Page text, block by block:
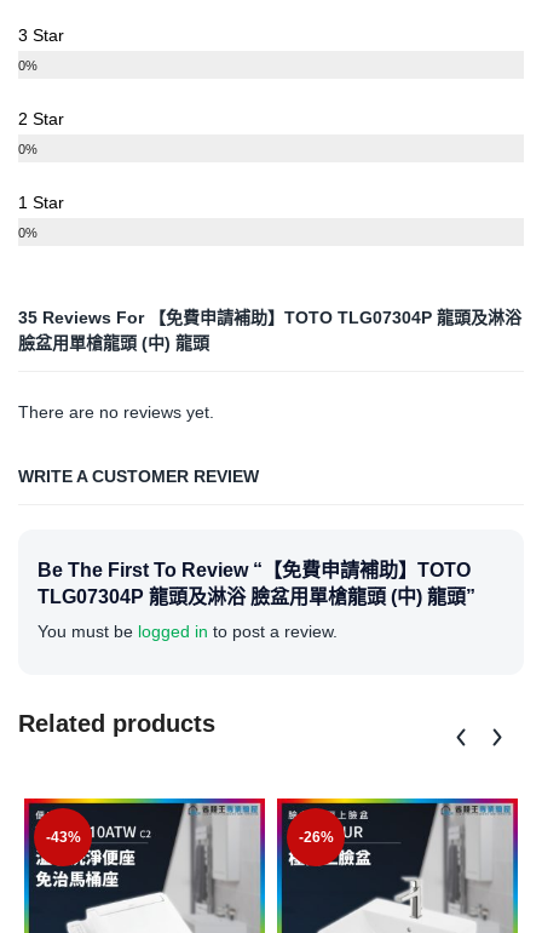
3 Star
0%
2 Star
0%
1 Star
0%
35 Reviews For
【免費申請補助】TOTO TLG07304P 龍頭及淋浴
臉盆用單槍龍頭 (中) 龍頭
There are no reviews yet.
WRITE A CUSTOMER REVIEW
Be The First To Review “【免費申請補助】TOTO
TLG07304P 龍頭及淋浴 臉盆用單槍龍頭 (中) 龍頭”
You must be logged in to post a review.
Related products
-43% -26%